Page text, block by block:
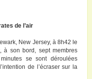
de l’air
New Jersey, à 8h42 le
à son bord, sept membres
se sont déroulées
de l’écraser sur la